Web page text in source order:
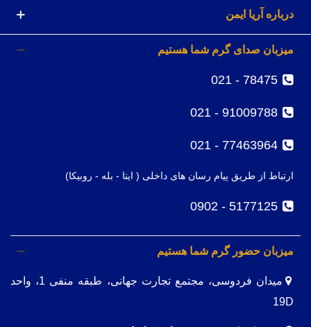
درباره آریا ایمن
میزبان صدای گرم شما هستیم
78475 - 021
91009788 - 021
77463964 - 021
ارتباط از طریق پیام رسان های داخلی ( ایتا - بله - روبیکا)
5177125 - 0902
میزبان حضور گرم شما هستیم
میدان فردوسی، مجتمع تجارت جهانی، طبقه منفی 1، واحد
19D